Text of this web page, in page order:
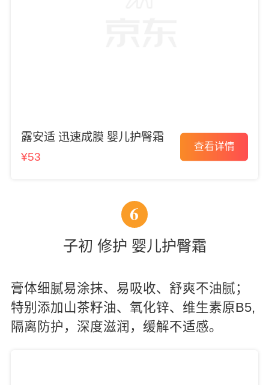
露安适 迅速成膜 婴儿护臀霜
¥53
查看详情
6
子初 修护 婴儿护臀霜
膏体细腻易涂抹、易吸收、舒爽不油腻；
特别添加山茶籽油、氧化锌、维生素原B5,
隔离防护，深度滋润，缓解不适感。